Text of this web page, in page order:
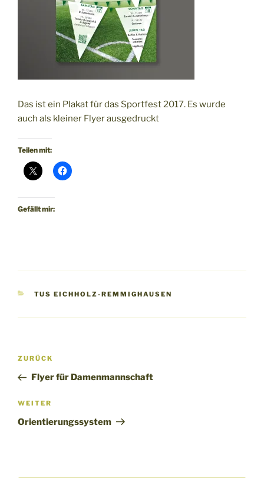
Das ist ein Plakat für das Sportfest 2017. Es wurde
auch als kleiner Flyer ausgedruckt
Teilen mit:
Gefällt mir:
KATEGORIEN
TUS EICHHOLZ-REMMIGHAUSEN
Beitragsnavigation
Vorheriger
Beitrag
ZURÜCK
Flyer für Damenmannschaft
Nächster
Beitrag
WEITER
Orientierungssystem